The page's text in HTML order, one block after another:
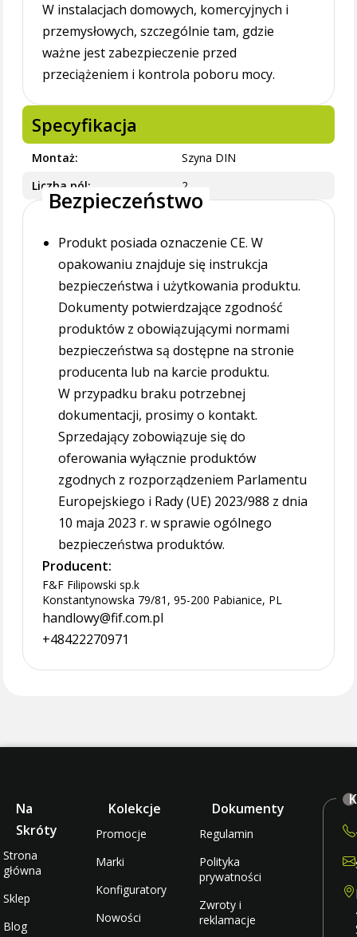
W instalacjach domowych, komercyjnych i
przemysłowych, szczególnie tam, gdzie
ważne jest zabezpieczenie przed
przeciążeniem i kontrola poboru mocy.
Specyfikacja
Montaż
Szyna DIN
Liczba pól
2
Bezpieczeństwo
Produkt posiada oznaczenie CE. W
opakowaniu znajduje się instrukcja
bezpieczeństwa i użytkowania produktu.
Dokumenty potwierdzające zgodność
produktów z obowiązującymi normami
bezpieczeństwa są dostępne na stronie
producenta lub na karcie produktu.
W przypadku braku potrzebnej
dokumentacji, prosimy o kontakt.
Sprzedający zobowiązuje się do
oferowania wyłącznie produktów
zgodnych z rozporządzeniem Parlamentu
Europejskiego i Rady (UE) 2023/988 z dnia
10 maja 2023 r. w sprawie ogólnego
bezpieczeństwa produktów.
Producent:
F&F Filipowski sp.k
Konstantynowska 79/81, 95-200 Pabianice, PL
handlowy@fif.com.pl
+48422270971
Na
Skróty
Strona
główna
Sklep
Blog
Kolekcje
Promocje
Marki
Konfiguratory
Nowości
Dokumenty
Regulamin
Polityka
prywatności
Zwroty i
reklamacje